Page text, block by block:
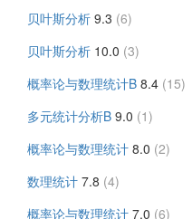
贝叶斯分析 9.3 (6)
贝叶斯分析 10.0 (3)
概率论与数理统计B 8.4 (15)
多元统计分析B 9.0 (1)
概率论与数理统计 8.0 (2)
数理统计 7.8 (4)
概率论与数理统计 7.0 (6)